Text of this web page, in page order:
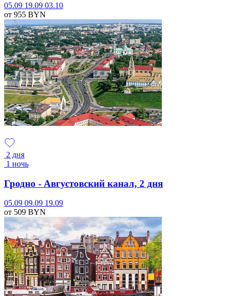
05.09 19.09 03.10
от 955 BYN
2 дня
1 ночь
Гродно - Августовский канал, 2 дня
05.09 09.09 19.09
от 509 BYN